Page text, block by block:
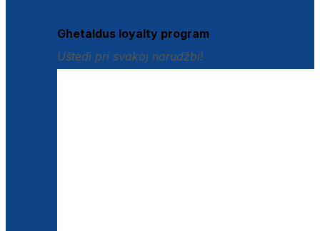
Ghetaldus loyalty program
Uštedi pri svakoj narudžbi!